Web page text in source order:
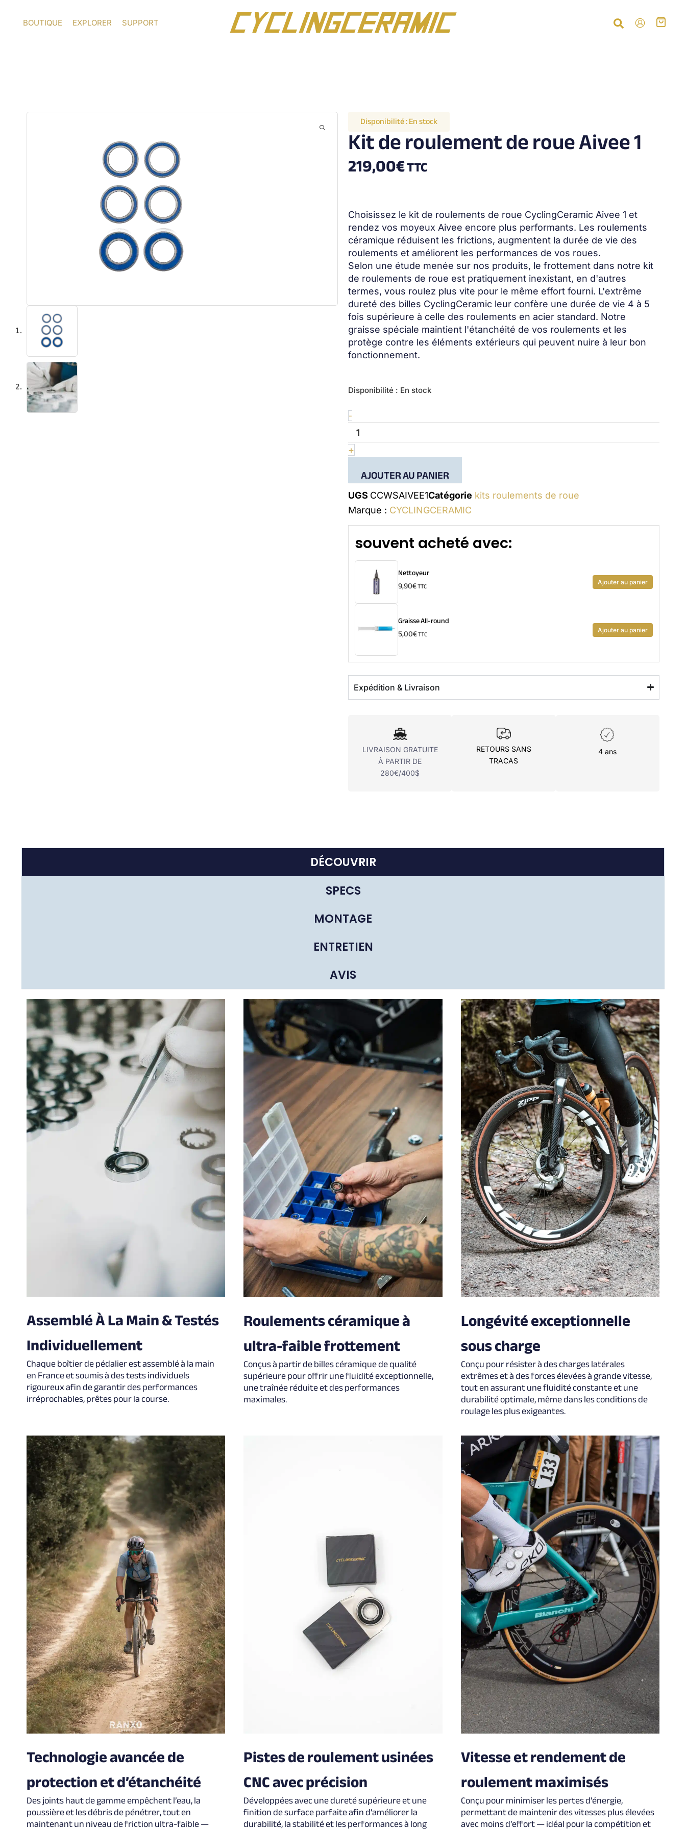
BOUTIQUE EXPLORER SUPPORT
Disponibilité :En stock
Kit de roulement de roue Aivee 1
219,00€TTC
Choisissez le kit de roulements de roue CyclingCeramic Aivee 1 et
rendez vos moyeux Aivee encore plus performants. Les roulements
céramique réduisent les frictions, augmentent la durée de vie des
roulements et améliorent les performances de vos roues.
Selon une étude menée sur nos produits, le frottement dans notre kit
de roulements de roue est pratiquement inexistant, en d'autres
termes, vous roulez plus vite pour le même effort fourni. L'extrême
dureté des billes CyclingCeramic leur confère une durée de vie 4 à 5
fois supérieure à celle des roulements en acier standard. Notre
graisse spéciale maintient l'étanchéité de vos roulements et les
protège contre les éléments extérieurs qui peuvent nuire à leur bon
fonctionnement.
Disponibilité : En stock
-
quantité
Wheel
bearing
kit
Aivee
1
+
AJOUTER AU PANIER
UGS CCWSAIVEE1Catégorie kits roulements de roue
Marque : CYCLINGCERAMIC
souvent acheté avec:
Nettoyeur
9,90€TTC Ajouter au panier
Graisse All-round
5,00€TTC Ajouter au panier
Expédition & Livraison
LIVRAISON GRATUITE
À PARTIR DE
280€/400$
RETOURS SANS
TRACAS
4 ans
DÉCOUVRIR
SPECS
MONTAGE
ENTRETIEN
AVIS
Assemblé À La Main & Testés
Individuellement
Chaque boîtier de pédalier est assemblé à la main
en France et soumis à des tests individuels
rigoureux afin de garantir des performances
irréprochables, prêtes pour la course.
Roulements céramique à
ultra-faible frottement
Conçus à partir de billes céramique de qualité
supérieure pour offrir une fluidité exceptionnelle,
une traînée réduite et des performances
maximales.
Longévité exceptionnelle
sous charge
Conçu pour résister à des charges latérales
extrêmes et à des forces élevées à grande vitesse,
tout en assurant une fluidité constante et une
durabilité optimale, même dans les conditions de
roulage les plus exigeantes.
Technologie avancée de
protection et d’étanchéité
Des joints haut de gamme empêchent l’eau, la
poussière et les débris de pénétrer, tout en
maintenant un niveau de friction ultra-faible —
Pistes de roulement usinées
CNC avec précision
Développées avec une dureté supérieure et une
finition de surface parfaite afin d’améliorer la
durabilité, la stabilité et les performances à long
Vitesse et rendement de
roulement maximisés
Conçu pour minimiser les pertes d’énergie,
permettant de maintenir des vitesses plus élevées
avec moins d’effort — idéal pour la compétition et